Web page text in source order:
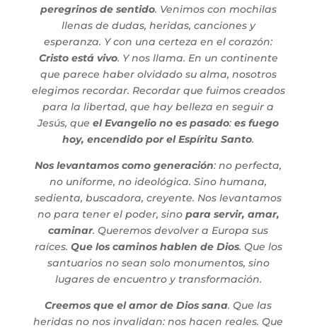
peregrinos de sentido. Venimos con mochilas
llenas de dudas, heridas, canciones y
esperanza. Y con una certeza en el corazón:
Cristo está vivo. Y nos llama. En un continente
que parece haber olvidado su alma, nosotros
elegimos recordar. Recordar que fuimos creados
para la libertad, que hay belleza en seguir a
Jesús, queel Evangelio no es pasado:es fuego
hoy, encendido por el Espíritu Santo.
Nos levantamos como generación: no perfecta,
no uniforme, no ideológica. Sino humana,
sedienta, buscadora, creyente. Nos levantamos
no para tener el poder, sino para servir, amar,
caminar. Queremos devolver a Europa sus
raíces. Que los caminos hablen de Dios. Que los
santuarios no sean solo monumentos, sino
lugares de encuentro y transformación.
Creemos que el amor de Dios sana. Que las
heridas no nos invalidan: nos hacen reales. Que